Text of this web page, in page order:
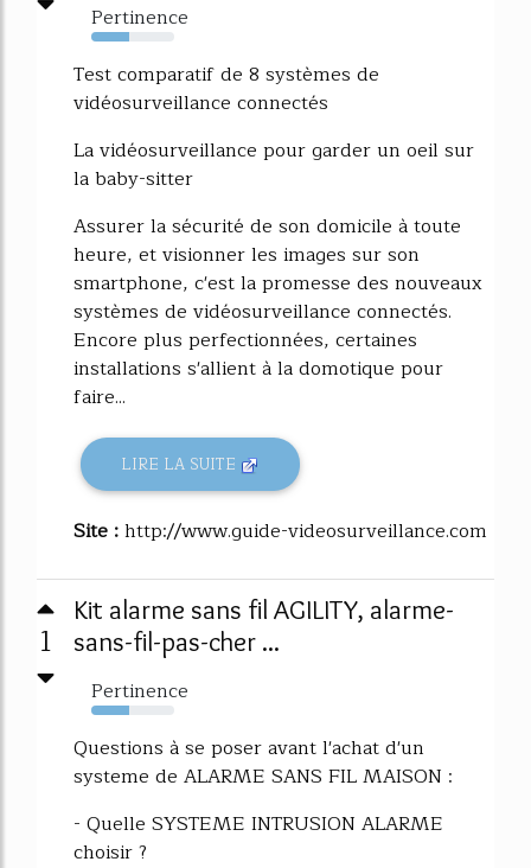
Pertinence
46%
Test comparatif de 8 systèmes de
vidéosurveillance connectés
La vidéosurveillance pour garder un oeil sur
la baby-sitter
Assurer la sécurité de son domicile à toute
heure, et visionner les images sur son
smartphone, c'est la promesse des nouveaux
systèmes de vidéosurveillance connectés.
Encore plus perfectionnées, certaines
installations s'allient à la domotique pour
faire...
LIRE LA SUITE
Site :http://www.guide-videosurveillance.com
1
Kit alarme sans fil AGILITY, alarme-
sans-fil-pas-cher ...
Pertinence
46%
Questions à se poser avant l'achat d'un
systeme de ALARME SANS FIL MAISON :
- Quelle SYSTEME INTRUSION ALARME
choisir ?